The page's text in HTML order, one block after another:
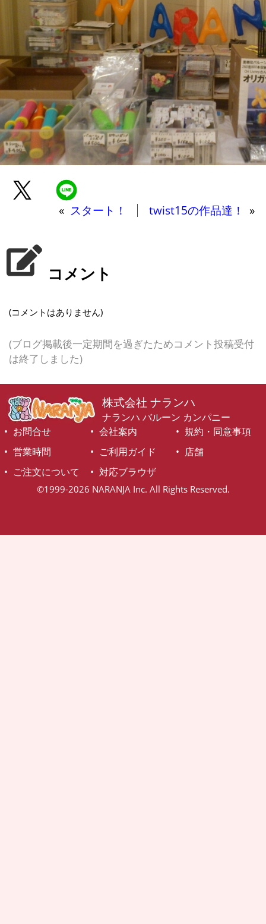
« スタート！ twist15の作品達！ »
コメント
(コメントはありません)
(ブログ掲載後一定期間を過ぎたためコメント投稿受付
は終了しました)
株式会社 ナランハ
ナランハ バルーン カンパニー
お問合せ
会社案内
規約・同意事項
営業時間
ご利用ガイド
店舗
ご注文について
対応ブラウザ
©1999-2026 NARANJA Inc. All Rights Reserved.